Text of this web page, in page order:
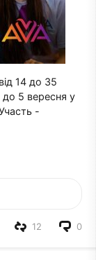
14 до 35
5 вересня у
-
0
12